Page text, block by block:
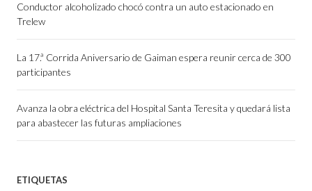
Conductor alcoholizado chocó contra un auto estacionado en
Trelew
La 17.ª Corrida Aniversario de Gaiman espera reunir cerca de 300
participantes
Avanza la obra eléctrica del Hospital Santa Teresita y quedará lista
para abastecer las futuras ampliaciones
ETIQUETAS